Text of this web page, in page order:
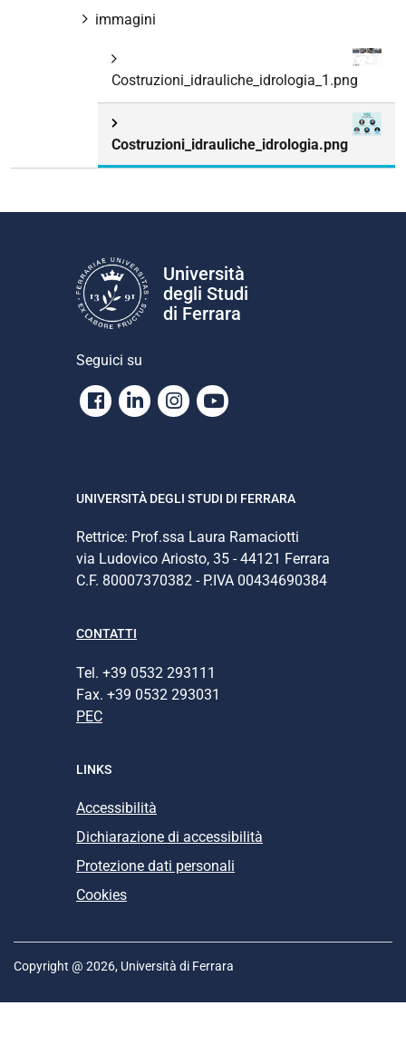
immagini
Costruzioni_idrauliche_idrologia_1.png
Costruzioni_idrauliche_idrologia.png
Università
degli Studi
di Ferrara
Seguici su
Facebook
LinkedinInstagram
Youtube
UNIVERSITÀ DEGLI STUDI DI FERRARA
Rettrice: Prof.ssa Laura Ramaciotti
via Ludovico Ariosto, 35 - 44121 Ferrara
C.F. 80007370382 - P.IVA 00434690384
CONTATTI
Tel. +39 0532 293111
Fax. +39 0532 293031
PEC
LINKS
Accessibilità
Dichiarazione di accessibilità
Protezione dati personali
Cookies
Copyright @ 2026, Università di Ferrara